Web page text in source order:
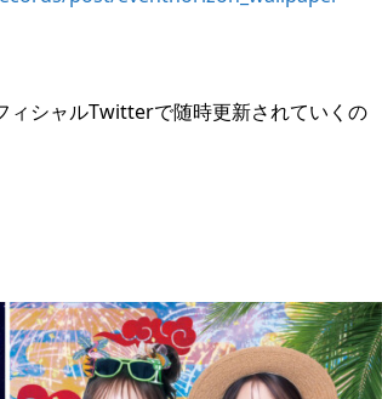
ィシャルTwitterで随時更新されていくの